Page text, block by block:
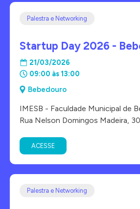
Palestra e Networking
Startup Day 2026 -
21/03/2026
09:00 às 13:00
Bebedouro
IMESB - Faculdade Municipal de
Rua Nelson Domingos Madeira,
ACESSE
Palestra e Networking